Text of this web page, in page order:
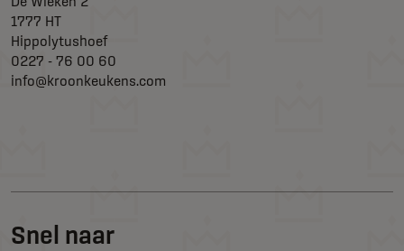
Snel naar
1777 HT
Hippolytushoef
0227 - 76 00 60
info@kroonkeukens.com